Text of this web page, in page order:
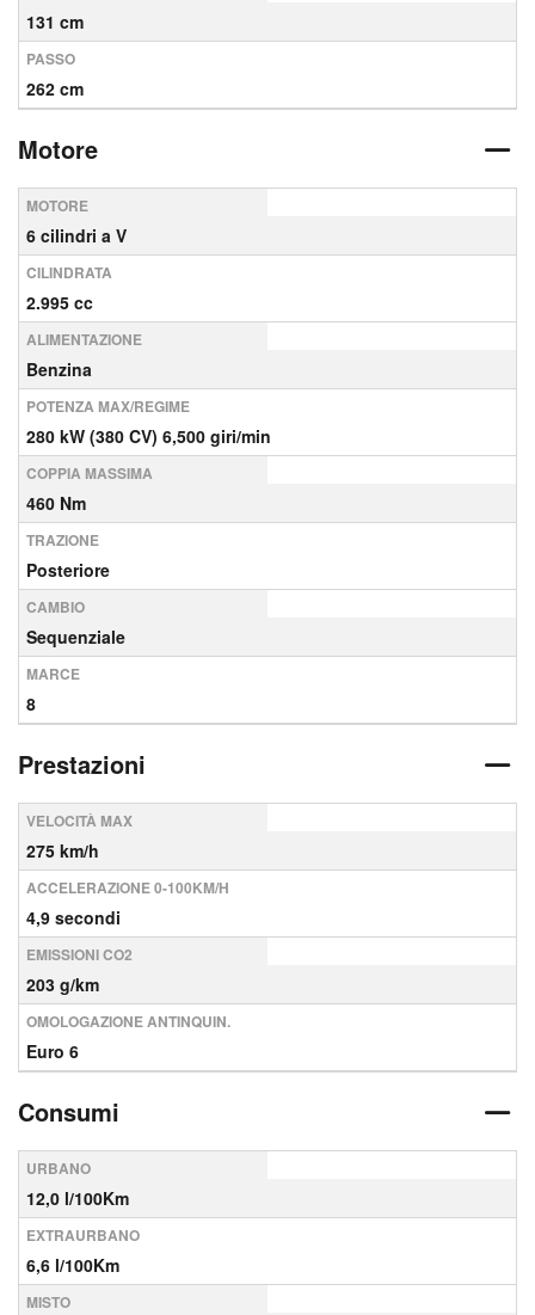
131 cm
PASSO
262 cm
Motore
MOTORE
6 cilindri a V
CILINDRATA
2.995 cc
ALIMENTAZIONE
Benzina
POTENZA MAX/REGIME
280 kW (380 CV) 6,500 giri/min
COPPIA MASSIMA
460 Nm
TRAZIONE
Posteriore
CAMBIO
Sequenziale
MARCE
8
Prestazioni
VELOCITÀ MAX
275 km/h
ACCELERAZIONE 0-100KM/H
4,9 secondi
EMISSIONI CO2
203 g/km
OMOLOGAZIONE ANTINQUIN.
Euro 6
Consumi
URBANO
12,0 l/100Km
EXTRAURBANO
6,6 l/100Km
MISTO